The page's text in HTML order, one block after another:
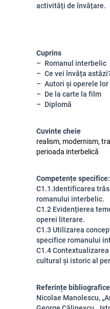
activități de învățare.
Cuprins
Romanul interbelic
Ce vei învăța
Autori și operele lor
De la carte la film
Diplomă
Cuvinte cheie
realism, modernism,
perioada interbelică
Competențe specifice:
C1.1.Identificarea
romanului interbelic.
C1.2 Evidențierea
operei literare.
C1.3 Utilizarea
specifice romanului
C1.4 Contextualizarea
cultural și istoric al
Referințe bibliografice
Nicolae Manolescu,